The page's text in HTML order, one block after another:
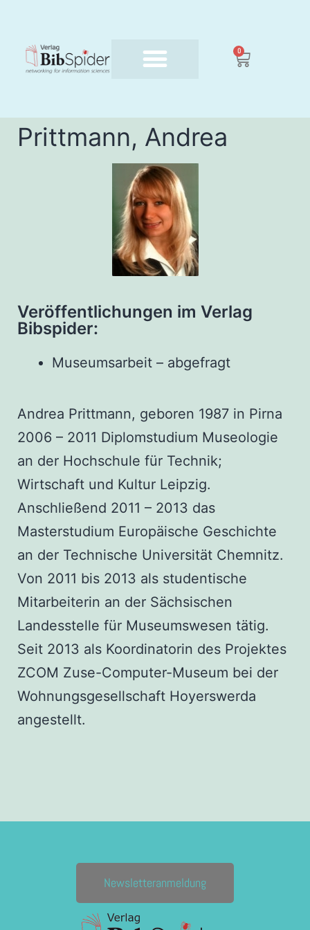
0
Prittmann, Andrea
Veröffentlichungen im Verlag
Bibspider:
Museumsarbeit – abgefragt
Andrea Prittmann, geboren 1987 in Pirna
2006 – 2011 Diplomstudium Museologie
an der Hochschule für Technik;
Wirtschaft und Kultur Leipzig.
Anschließend 2011 – 2013 das
Masterstudium Europäische Geschichte
an der Technische Universität Chemnitz.
Von 2011 bis 2013 als studentische
Mitarbeiterin an der Sächsischen
Landesstelle für Museumswesen tätig.
Seit 2013 als Koordinatorin des Projektes
ZCOM Zuse-Computer-Museum bei der
Wohnungsgesellschaft Hoyerswerda
angestellt.
Newsletteranmeldung